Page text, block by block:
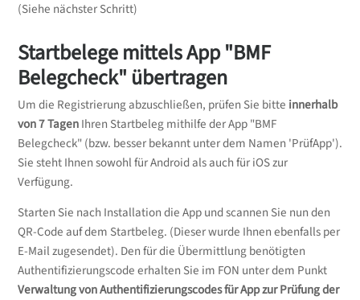
(Siehe nächster Schritt)
Startbelege mittels App "BMF
Belegcheck" übertragen
Um die Registrierung abzuschließen, prüfen Sie bitte innerhalb
von 7 TagenIhren Startbeleg mithilfe der App "BMF
Belegcheck" (bzw. besser bekannt unter dem Namen 'PrüfApp').
Sie steht Ihnen sowohl für Android als auch für iOS zur
Verfügung.
Starten Sie nach Installation die App und scannen Sie nun den
QR-Code auf dem Startbeleg. (Dieser wurde Ihnen ebenfalls per
E-Mail zugesendet). Den für die Übermittlung benötigten
Authentifizierungscode erhalten Sie im FON unter dem Punkt
Verwaltung von Authentifizierungscodes für App zur Prüfung der